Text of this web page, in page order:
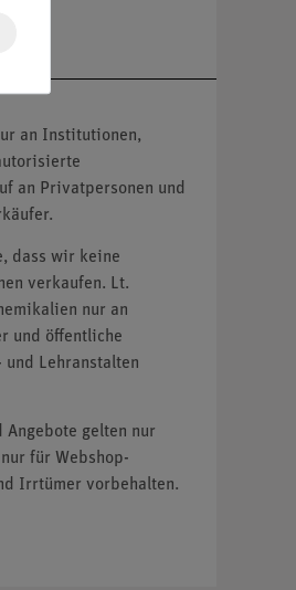
an Institutionen,
an Privatpersonen und
dass wir keine
verkaufen. Lt.
nur an
und öffentliche
und Lehranstalten
Angebote gelten nur
für Webshop-
Irrtümer vorbehalten.